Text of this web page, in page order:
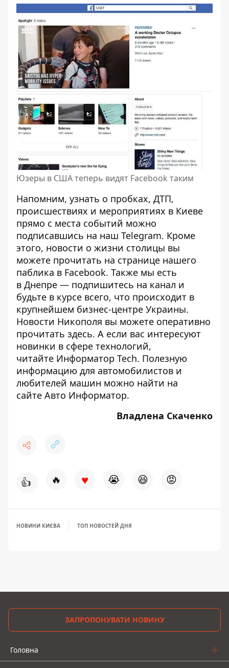
Юзеры в США теперь видят Facebook таким
Напомним, узнать о пробках, ДТП,
происшествиях и мероприятиях в Киеве
прямо с места событий можно
подписавшись на наш Telegram. Кроме
этого, новости о жизни столицы вы
можете прочитать на странице нашего
паблика в Facebook. Также мы есть
в Днепре — подпишитесь на канал и
будьте в курсе всего, что происходит в
крупнейшем бизнес-центре Украины.
Новости Никополя вы можете оперативно
прочитать здесь. А если вас интересуют
новинки в сфере технологий,
читайте Информатор Tech. Полезную
информацию для автомобилистов и
любителей машин можно найти на
сайте Авто Информатор.
Владлена Скаченко
👍 🔥 ♥ 😭 😆 😡
НОВИНИ КИЄВА ТОП НОВОСТЕЙ ДНЯ
ЗАПРОПОНУВАТИ НОВИНУ
Головна